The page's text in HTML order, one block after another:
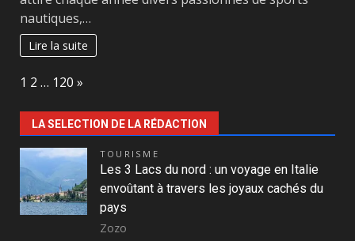
nautiques,…
Lire la suite
Page:
1 2 … 120 Next
»
LA SELECTION DE LA RÉDACTION
TOURISME
Les 3 Lacs du nord : un voyage en Italie
envoûtant à travers les joyaux cachés du
pays
Zozo